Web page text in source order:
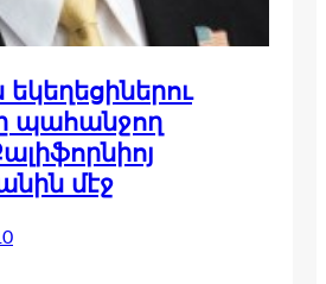
եկեղեցիներու
պահանջող
մէջ